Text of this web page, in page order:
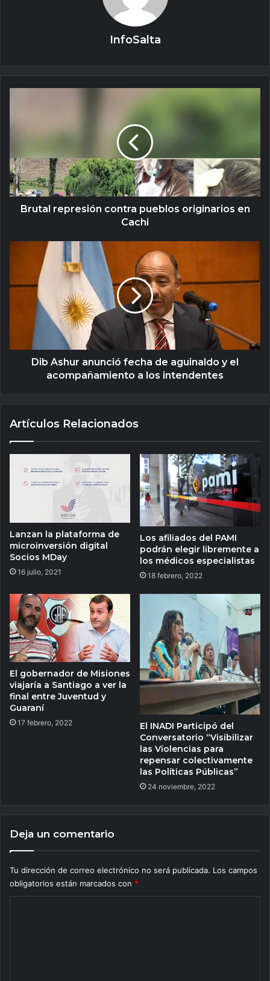
InfoSalta
Brutal represión contra pueblos originarios en
Cachi
Dib Ashur anunció fecha de aguinaldo y el
acompañamiento a los intendentes
Artículos Relacionados
Lanzan la plataforma de
microinversión digital
Socios MDay
16 julio, 2021
Los afiliados del PAMI
podrán elegir libremente a
los médicos especialistas
18 febrero, 2022
El gobernador de Misiones
viajaría a Santiago a ver la
final entre Juventud y
Guaraní
17 febrero, 2022
El INADI Participó del
Conversatorio “Visibilizar
las Violencias para
repensar colectivamente
las Políticas Públicas”
24 noviembre, 2022
Deja un comentario
Tu dirección de correo electrónico no será publicada. Los campos
obligatorios están marcados con *